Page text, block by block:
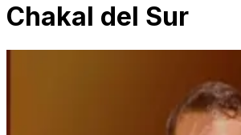
Chakal del Sur